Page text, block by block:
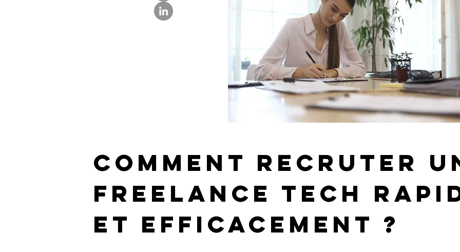
Comment recruter
freelance tech
et efficacement ?